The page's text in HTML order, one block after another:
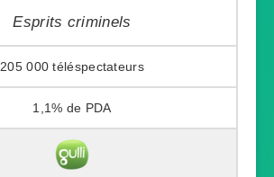
Esprits criminels
205 000
1,1%